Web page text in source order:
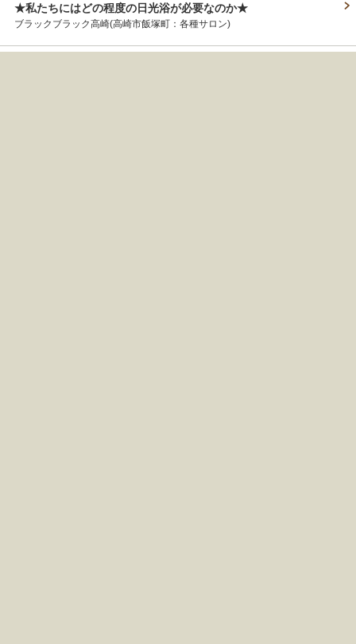
★私たちにはどの程度の日光浴が必要なのか★
ブラックブラック高崎(高崎市飯塚町：各種サロン)